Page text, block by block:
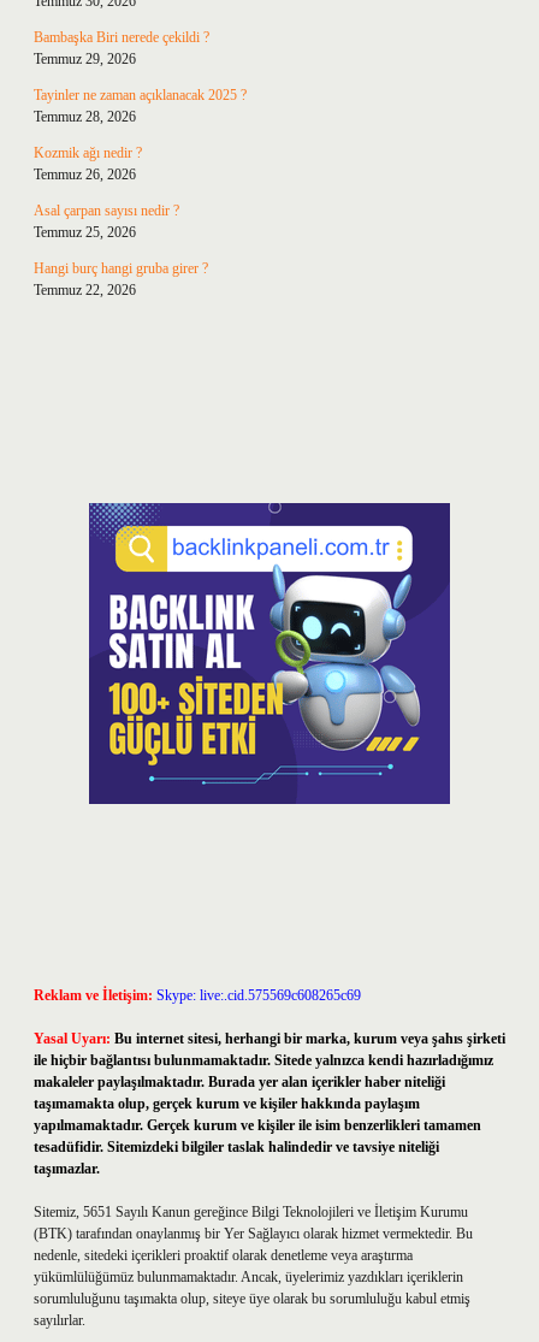
Bambaşka Biri nerede çekildi ?
Temmuz 29, 2026
Tayinler ne zaman açıklanacak 2025 ?
Temmuz 28, 2026
Kozmik ağı nedir ?
Temmuz 26, 2026
Asal çarpan sayısı nedir ?
Temmuz 25, 2026
Hangi burç hangi gruba girer ?
Temmuz 22, 2026
Reklam ve İletişim: Skype: live:.cid.575569c608265c69
Yasal Uyarı: Bu internet sitesi, herhangi bir marka, kurum veya şahıs şirketi
ile hiçbir bağlantısı bulunmamaktadır. Sitede yalnızca kendi hazırladığımız
makaleler paylaşılmaktadır. Burada yer alan içerikler haber niteliği
taşımamakta olup, gerçek kurum ve kişiler hakkında paylaşım
yapılmamaktadır. Gerçek kurum ve kişiler ile isim benzerlikleri tamamen
tesadüfidir. Sitemizdeki bilgiler taslak halindedir ve tavsiye niteliği
taşımazlar.
Sitemiz, 5651 Sayılı Kanun gereğince Bilgi Teknolojileri ve İletişim Kurumu
(BTK) tarafından onaylanmış bir Yer Sağlayıcı olarak hizmet vermektedir. Bu
nedenle, sitedeki içerikleri proaktif olarak denetleme veya araştırma
yükümlülüğümüz bulunmamaktadır. Ancak, üyelerimiz yazdıkları içeriklerin
sorumluluğunu taşımakta olup, siteye üye olarak bu sorumluluğu kabul etmiş
sayılırlar.